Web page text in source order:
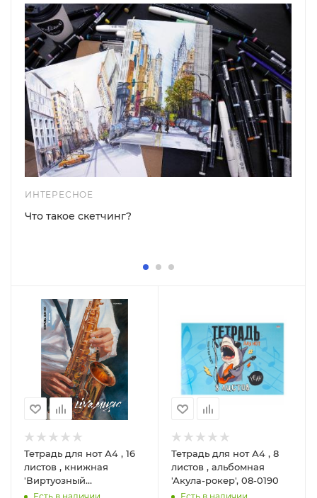
ИНТЕРЕСНОЕ
Что такое скетчинг?
Тетрадь для нот А4 , 16
листов , книжная
'Виртуозный
саксофонист', 16-8807
Тетрадь для нот А4 , 8
листов , альбомная
'Акула-рокер', 08-0190